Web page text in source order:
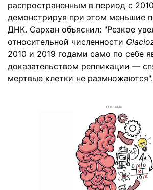
распространенным в период с
демонстрируя при этом меньшие
ДНК. Сархан объяснил: "Резкое
относительной численности
2010 и 2019 годами само по себе
доказательством репликации —
мертвые клетки не размножаются".
РЕКЛАМА